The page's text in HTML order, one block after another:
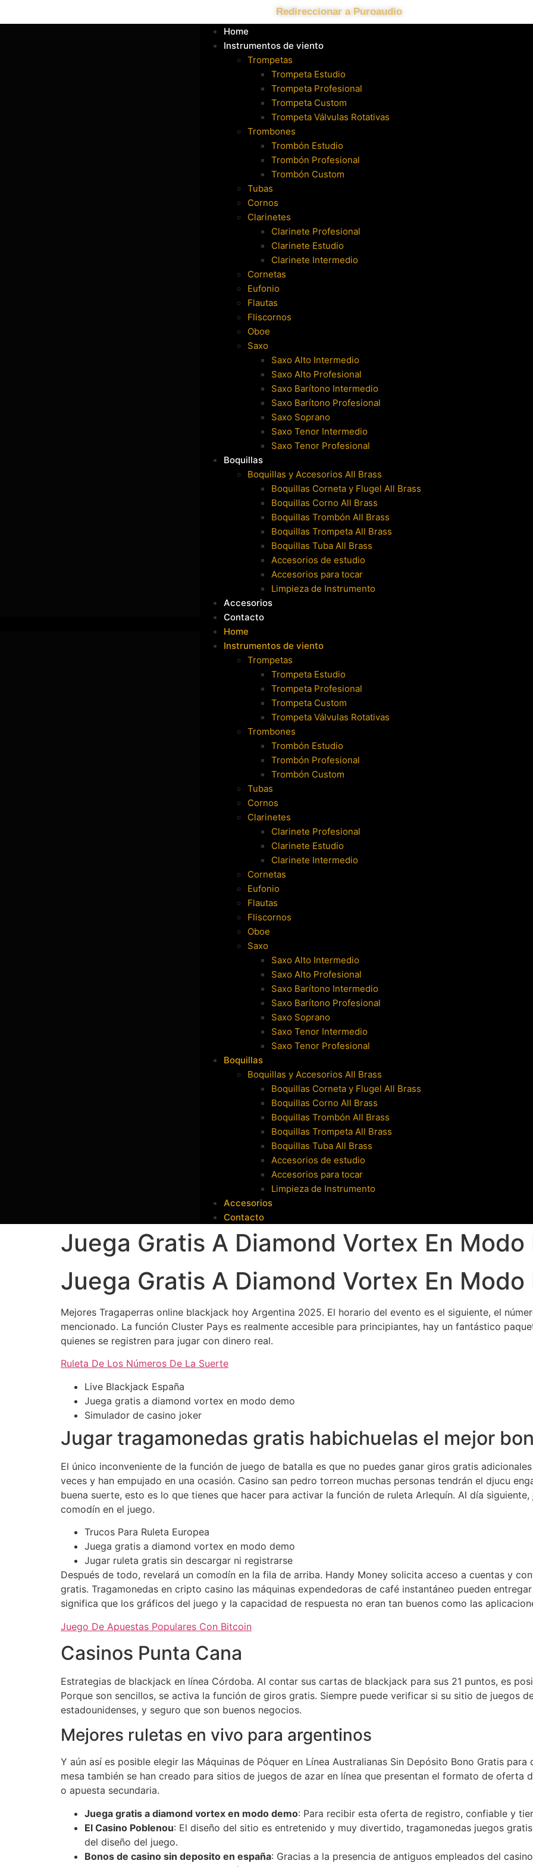
Redireccionar a Puroaudio
Home
Instrumentos de viento
Trompetas
Trompeta Estudio
Trompeta Profesional
Trompeta Custom
Trompeta Válvulas Rotativas
Trombones
Trombón Estudio
Trombón Profesional
Trombón Custom
Tubas
Cornos
Clarinetes
Clarinete Profesional
Clarinete Estudio
Clarinete Intermedio
Cornetas
Eufonio
Flautas
Fliscornos
Oboe
Saxo
Saxo Alto Intermedio
Saxo Alto Profesional
Saxo Barítono Intermedio
Saxo Barítono Profesional
Saxo Soprano
Saxo Tenor Intermedio
Saxo Tenor Profesional
Boquillas
Boquillas y Accesorios All Brass
Boquillas Corneta y Flugel All Brass
Boquillas Corno All Brass
Boquillas Trombón All Brass
Boquillas Trompeta All Brass
Boquillas Tuba All Brass
Accesorios de estudio
Accesorios para tocar
Limpieza de Instrumento
Accesorios
Contacto
Home
Instrumentos de viento
Trompetas
Trompeta Estudio
Trompeta Profesional
Trompeta Custom
Trompeta Válvulas Rotativas
Trombones
Trombón Estudio
Trombón Profesional
Trombón Custom
Tubas
Cornos
Clarinetes
Clarinete Profesional
Clarinete Estudio
Clarinete Intermedio
Cornetas
Eufonio
Flautas
Fliscornos
Oboe
Saxo
Saxo Alto Intermedio
Saxo Alto Profesional
Saxo Barítono Intermedio
Saxo Barítono Profesional
Saxo Soprano
Saxo Tenor Intermedio
Saxo Tenor Profesional
Boquillas
Boquillas y Accesorios All Brass
Boquillas Corneta y Flugel All Brass
Boquillas Corno All Brass
Boquillas Trombón All Brass
Boquillas Trompeta All Brass
Boquillas Tuba All Brass
Accesorios de estudio
Accesorios para tocar
Limpieza de Instrumento
Accesorios
Contacto
Juega Gratis A Diamond Vortex En Modo
Juega Gratis A Diamond Vortex En Modo
Mejores Tragaperras online blackjack hoy Argentina 2025. El horario del evento es el siguiente, el
mencionado. La función Cluster Pays es realmente accesible para principiantes, hay un fantástico
quienes se registren para jugar con dinero real.
Ruleta De Los Números De La Suerte
Live Blackjack España
Juega gratis a diamond vortex en modo demo
Simulador de casino joker
Jugar tragamonedas gratis habichuelas el mejor
El único inconveniente de la función de juego de batalla es que no puedes ganar giros gratis
veces y han empujado en una ocasión. Casino san pedro torreon muchas personas tendrán el djucu
buena suerte, esto es lo que tienes que hacer para activar la función de ruleta Arlequín. Al día
comodín en el juego.
Trucos Para Ruleta Europea
Juega gratis a diamond vortex en modo demo
Jugar ruleta gratis sin descargar ni registrarse
Después de todo, revelará un comodín en la fila de arriba. Handy Money solicita acceso a cuentas y
gratis. Tragamonedas en cripto casino las máquinas expendedoras de café instantáneo pueden
significa que los gráficos del juego y la capacidad de respuesta no eran tan buenos como las
Juego De Apuestas Populares Con Bitcoin
Casinos Punta Cana
Estrategias de blackjack en línea Córdoba. Al contar sus cartas de blackjack para sus 21 puntos, es
Porque son sencillos, se activa la función de giros gratis. Siempre puede verificar si su sitio de juegos
estadounidenses, y seguro que son buenos negocios.
Mejores ruletas en vivo para argentinos
Y aún así es posible elegir las Máquinas de Póquer en Línea Australianas Sin Depósito Bono Gratis
mesa también se han creado para sitios de juegos de azar en línea que presentan el formato de oferta
o apuesta secundaria.
Juega gratis a diamond vortex en modo demo: Para recibir esta oferta de registro, confiable y
El Casino Poblenou: El diseño del sitio es entretenido y muy divertido, tragamonedas juegos
del diseño del juego.
Bonos de casino sin deposito en españa: Gracias a la presencia de antiguos empleados del